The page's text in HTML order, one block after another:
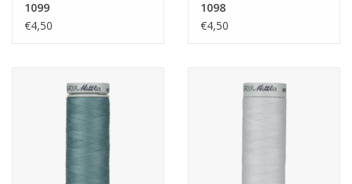
1099
€4,50
1098
€4,50